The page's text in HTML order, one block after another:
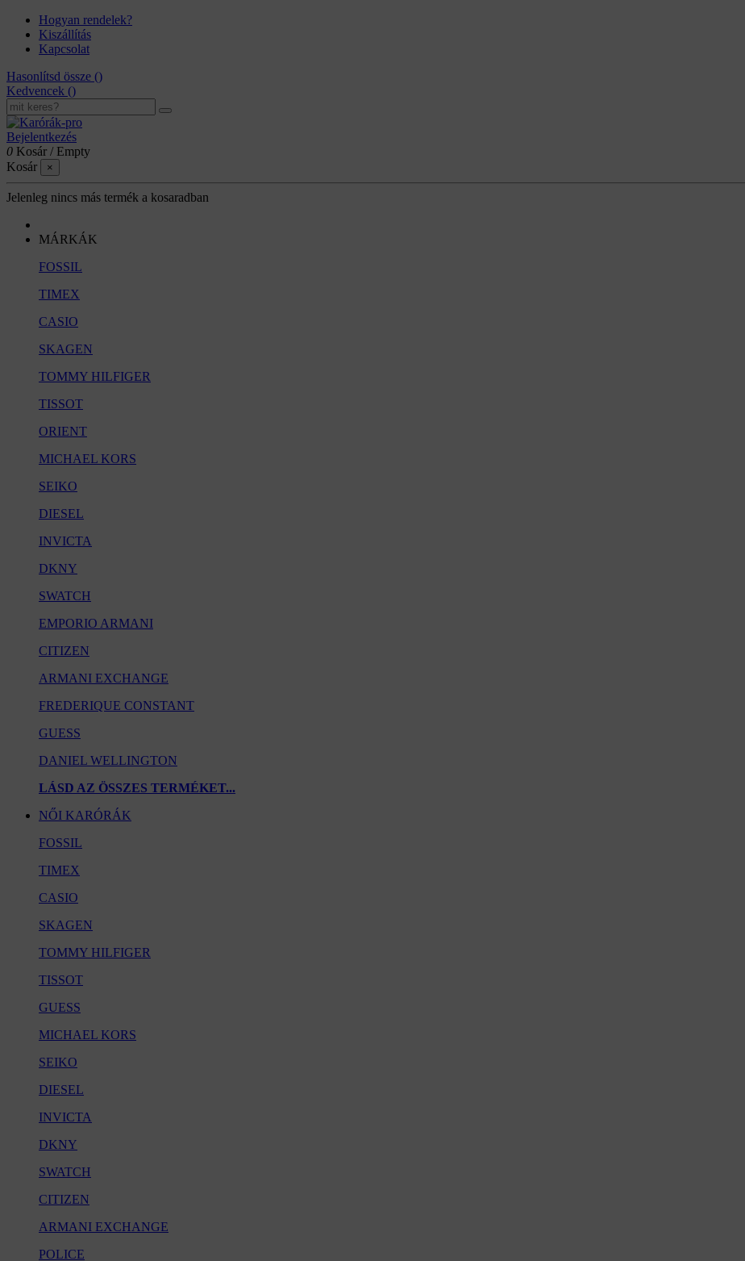
Hogyan rendelek?
Kiszállítás
Kapcsolat
Hasonlítsd össze ()
Kedvencek ()
Bejelentkezés
0 Kosár / Empty
Kosár
×
Jelenleg nincs más termék a kosaradban
MÁRKÁK
FOSSIL
TIMEX
CASIO
SKAGEN
TOMMY HILFIGER
TISSOT
ORIENT
MICHAEL KORS
SEIKO
DIESEL
INVICTA
DKNY
SWATCH
EMPORIO ARMANI
CITIZEN
ARMANI EXCHANGE
FREDERIQUE CONSTANT
GUESS
DANIEL WELLINGTON
LÁSD AZ ÖSSZES TERMÉKET...
NŐI KARÓRÁK
FOSSIL
TIMEX
CASIO
SKAGEN
TOMMY HILFIGER
TISSOT
GUESS
MICHAEL KORS
SEIKO
DIESEL
INVICTA
DKNY
SWATCH
CITIZEN
ARMANI EXCHANGE
POLICE